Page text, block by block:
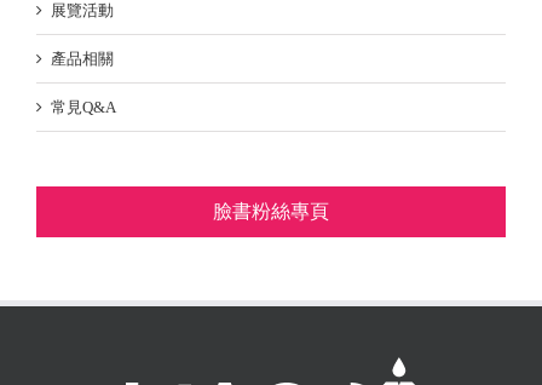
展覽活動
產品相關
常見Q&A
臉書粉絲專頁